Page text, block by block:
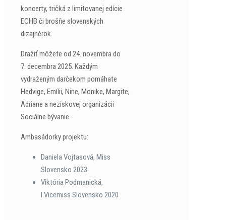
koncerty, tričká z limitovanej edície
ECHB či brošňe slovenských
dizajnérok.
Dražiť môžete od 24. novembra do
7. decembra 2025. Každým
vydraženým darčekom pomáhate
Hedvige, Emílii, Nine, Monike, Margite,
Adriane a neziskovej organizácii
Sociálne bývanie.
Ambasádorky projektu:
Daniela Vojtasová, Miss
Slovensko 2023
Viktória Podmanická,
I.Vicemiss Slovensko 2020